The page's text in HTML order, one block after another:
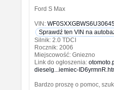
Ford S Max
VIN:
Sprawdź ten VIN na
Silnik: 2.0 TDCI
Rocznik: 2006
Miejscowość: Gniezno
Link do ogłoszenia:
dieselg...iemiec-
Bardzo proszę o pomoc,